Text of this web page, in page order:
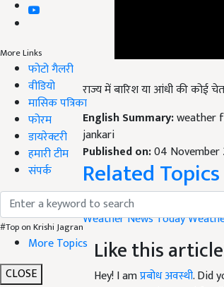
More Links
फोटो गैलरी
वीडियो
मासिक पत्रिका
फोरम
डायरेक्टरी
हमारी टीम
संपर्क
#Top on Krishi Jagran
More Topics
CLOSE
English Summary:
jankari
Published on:
Related Topics
Weather
Weather News Today
Like this
Hey! I amप्रबोध अवस्थी. Did
your suggestions and